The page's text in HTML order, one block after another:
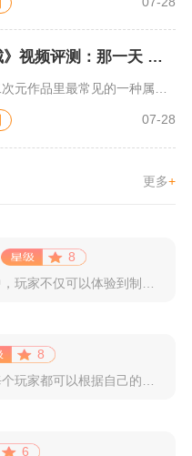
《猫之城》视频评测：那一天 我家的猫变成了猫娘
07-28
更多+
8
8
6